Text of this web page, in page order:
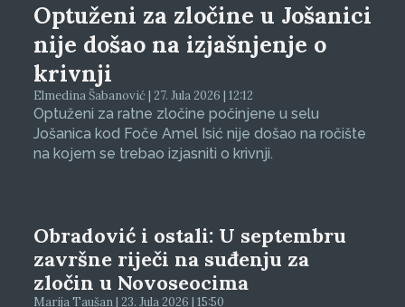
Optuženi za zločine u Jošanici
nije došao na izjašnjenje o
krivnji
Elmedina Šabanović | 27. Jula 2026 | 12:12
Optuženi za ratne zločine počinjene u selu
Jošanica kod Foče Amel Isić nije došao na ročište
na kojem se trebao izjasniti o krivnji.
Obradović i ostali: U septembru
završne riječi na suđenju za
zločin u Novoseocima
Marija Taušan | 23. Jula 2026 | 15:50